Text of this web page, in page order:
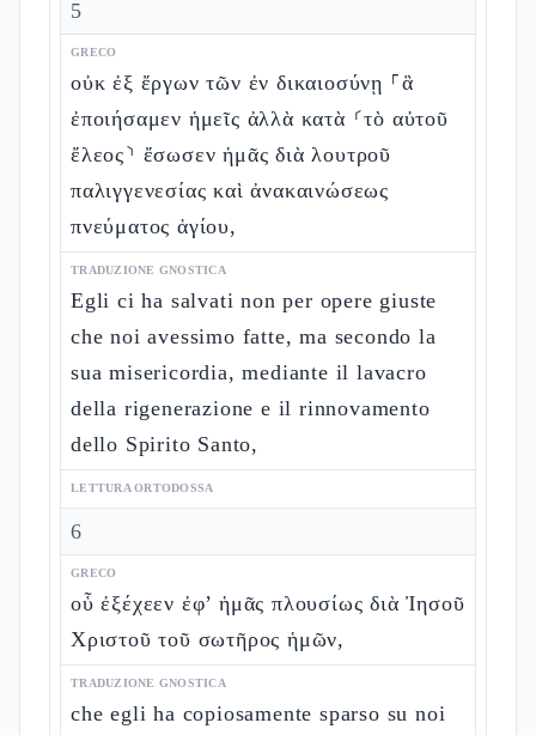
5
GRECO
οὐκ ἐξ ἔργων τῶν ἐν δικαιοσύνῃ ⸀ἃ
ἐποιήσαμεν ἡμεῖς ἀλλὰ κατὰ ⸂τὸ αὐτοῦ
ἔλεος⸃ ἔσωσεν ἡμᾶς διὰ λουτροῦ
παλιγγενεσίας καὶ ἀνακαινώσεως
πνεύματος ἁγίου,
TRADUZIONE GNOSTICA
Egli ci ha salvati non per opere giuste
che noi avessimo fatte, ma secondo la
sua misericordia, mediante il lavacro
della rigenerazione e il rinnovamento
dello Spirito Santo,
LETTURA ORTODOSSA
6
GRECO
οὗ ἐξέχεεν ἐφ’ ἡμᾶς πλουσίως διὰ Ἰησοῦ
Χριστοῦ τοῦ σωτῆρος ἡμῶν,
TRADUZIONE GNOSTICA
che egli ha copiosamente sparso su noi